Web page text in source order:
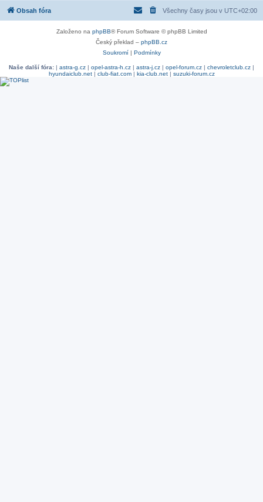
Obsah fóra Všechny časy jsou v UTC+02:00
Založeno na phpBB® Forum Software © phpBB Limited
Český překlad – phpBB.cz
Soukromí| Podmínky
Naše další fóra: | astra-g.cz | opel-astra-h.cz | astra-j.cz | opel-forum.cz | chevroletclub.cz |
hyundaiclub.net| club-fiat.com| kia-club.net| suzuki-forum.cz